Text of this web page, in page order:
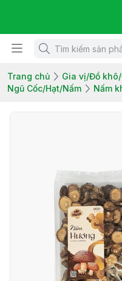
Trang chủ
Gia vị/Đồ
Ngũ Cốc/Hạt/Nấm
Nấm